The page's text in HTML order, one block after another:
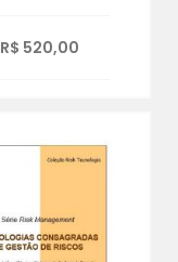
R$ 520,00